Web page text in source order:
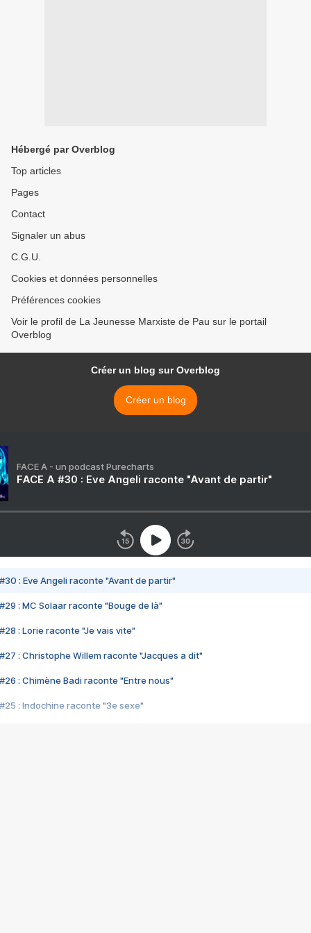
Hébergé par Overblog
Top articles
Pages
Contact
Signaler un abus
C.G.U.
Cookies et données personnelles
Préférences cookies
Voir le profil de La Jeunesse Marxiste de Pau sur le portail
Overblog
Créer un blog sur Overblog
Créer un blog
FACE A - un podcast Purecharts
FACE A #30 : Eve Angeli raconte "Avant de partir"
#30 : Eve Angeli raconte "Avant de partir"
#29 : MC Solaar raconte "Bouge de là"
#28 : Lorie raconte "Je vais vite"
#27 : Christophe Willem raconte "Jacques a dit"
#26 : Chimène Badi raconte "Entre nous"
#25 : Indochine raconte "3e sexe"